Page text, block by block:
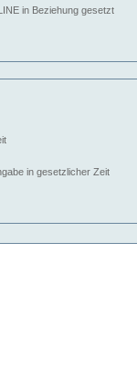
in Beziehung gesetzt
in gesetzlicher Zeit